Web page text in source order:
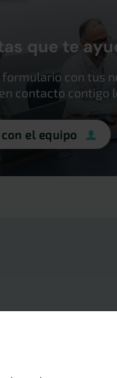
que te
con tus
contacto contigo
el equipo